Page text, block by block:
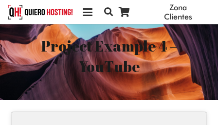
Zona
Clientes
Project Example 4 –
YouTube